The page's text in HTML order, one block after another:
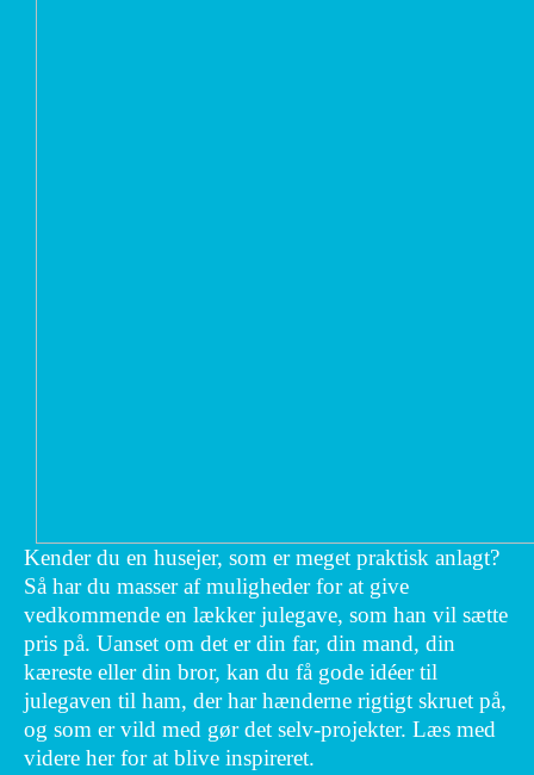
Kender du en husejer, som er meget praktisk anlagt?
Så har du masser af muligheder for at give
vedkommende en lækker julegave, som han vil sætte
pris på. Uanset om det er din far, din mand, din
kæreste eller din bror, kan du få gode idéer til
julegaven til ham, der har hænderne rigtigt skruet på,
og som er vild med gør det selv-projekter. Læs med
videre her for at blive inspireret.